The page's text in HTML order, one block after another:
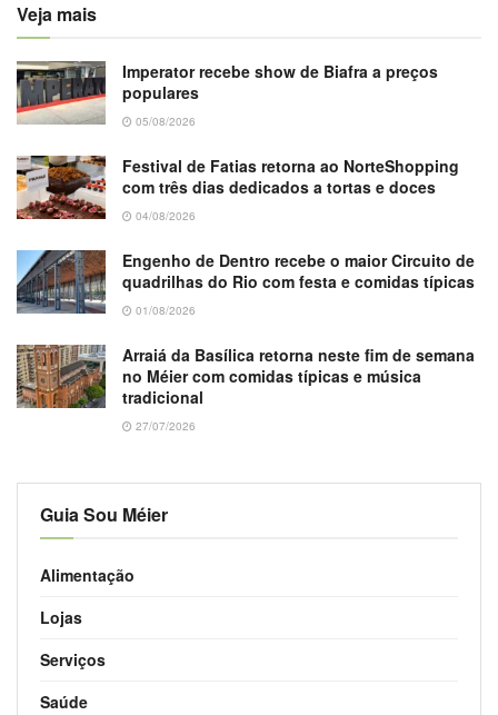
Veja mais
Imperator recebe show de Biafra a preços
populares
05/08/2026
Festival de Fatias retorna ao NorteShopping
com três dias dedicados a tortas e doces
04/08/2026
Engenho de Dentro recebe o maior Circuito de
quadrilhas do Rio com festa e comidas típicas
01/08/2026
Arraiá da Basílica retorna neste fim de semana
no Méier com comidas típicas e música
tradicional
27/07/2026
Guia Sou Méier
Alimentação
Lojas
Serviços
Saúde